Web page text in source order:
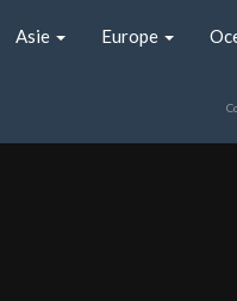
Asie Europe